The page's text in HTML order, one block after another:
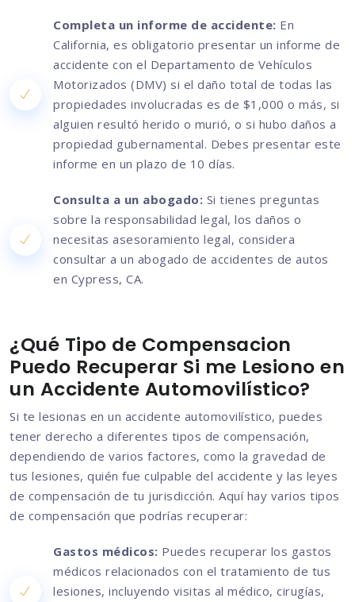
Completa un informe de accidente: En
California, es obligatorio presentar un informe de
accidente con el Departamento de Vehículos
Motorizados (DMV) si el daño total de todas las
propiedades involucradas es de $1,000 o más, si
alguien resultó herido o murió, o si hubo daños a
propiedad gubernamental. Debes presentar este
informe en un plazo de 10 días.
Consulta a un abogado: Si tienes preguntas
sobre la responsabilidad legal, los daños o
necesitas asesoramiento legal, considera
consultar a un abogado de accidentes de autos
en Cypress, CA.
¿Qué Tipo de Compensacion
Puedo Recuperar Si me Lesiono en
un Accidente Automovilístico?
Si te lesionas en un accidente automovilístico, puedes
tener derecho a diferentes tipos de compensación,
dependiendo de varios factores, como la gravedad de
tus lesiones, quién fue culpable del accidente y las leyes
de compensación de tu jurisdicción. Aquí hay varios tipos
de compensación que podrías recuperar:
Gastos médicos: Puedes recuperar los gastos
médicos relacionados con el tratamiento de tus
lesiones, incluyendo visitas al médico, cirugías,